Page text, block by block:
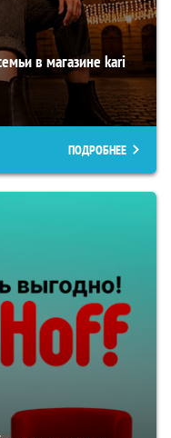
в магазине kari
ПОДРОБНЕЕ